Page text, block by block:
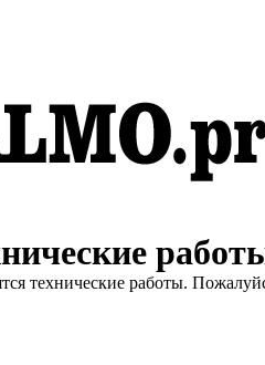
технические работы.